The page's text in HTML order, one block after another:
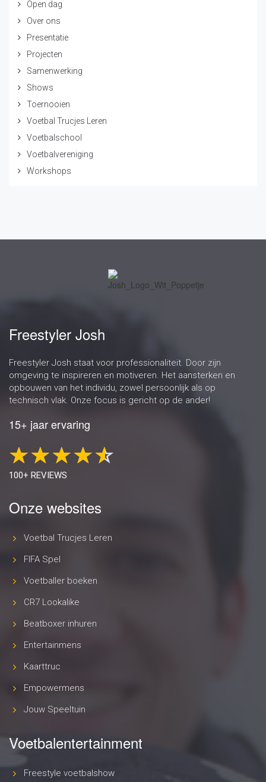
Open dag
Over ons
Presentatie
Projecten
Samenwerking
Shows
Toernooien
Voetbal Trucjes Leren
Voetbalschool
Voetbalvereniging
Workshops
Freestyler Josh
Freestyler Josh staat voor professionaliteit. Door zijn
omgeving te inspireren en motiveren. Het aansterken en
opbouwen van het individu, zowel persoonlijk als op
technisch vlak. Onze focus is gericht op de ander!
15+ jaar ervaring
100+ REVIEWS
Onze websites
Voetbal Trucjes Leren
FIFA Spel
Voetballer boeken
CR7 Lookalike
Beatboxer inhuren
Entertainmens
Kaarttruc
Empowermens
Jouw Speeltuin
Voetbalentertainment
Freestyle voetbalshow